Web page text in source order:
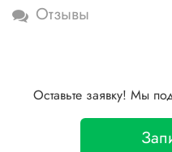
Отзывы
Оставьте заявку! Мы